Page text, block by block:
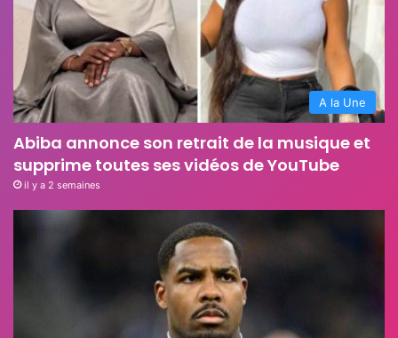
A la Une
Abiba annonce son retrait de la musique et
supprime toutes ses vidéos de YouTube
il y a 2 semaines